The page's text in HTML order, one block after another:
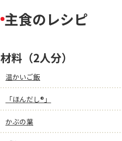
主食のレシピ
材料（2人分）
温かいご飯
「ほんだし®」
かぶの葉